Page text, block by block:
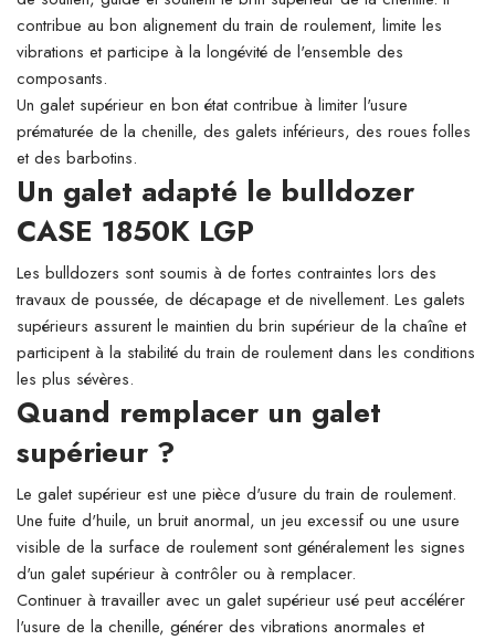
contribue au bon alignement du train de roulement, limite les
vibrations et participe à la longévité de l'ensemble des
composants.
Un galet supérieur en bon état contribue à limiter l'usure
prématurée de la chenille, des galets inférieurs, des roues folles
et des barbotins.
Un galet adapté le bulldozer
CASE 1850K LGP
Les bulldozers sont soumis à de fortes contraintes lors des
travaux de poussée, de décapage et de nivellement. Les galets
supérieurs assurent le maintien du brin supérieur de la chaîne et
participent à la stabilité du train de roulement dans les conditions
les plus sévères.
Quand remplacer un galet
supérieur ?
Le galet supérieur est une pièce d'usure du train de roulement.
Une fuite d'huile, un bruit anormal, un jeu excessif ou une usure
visible de la surface de roulement sont généralement les signes
d'un galet supérieur à contrôler ou à remplacer.
Continuer à travailler avec un galet supérieur usé peut accélérer
l'usure de la chenille, générer des vibrations anormales et